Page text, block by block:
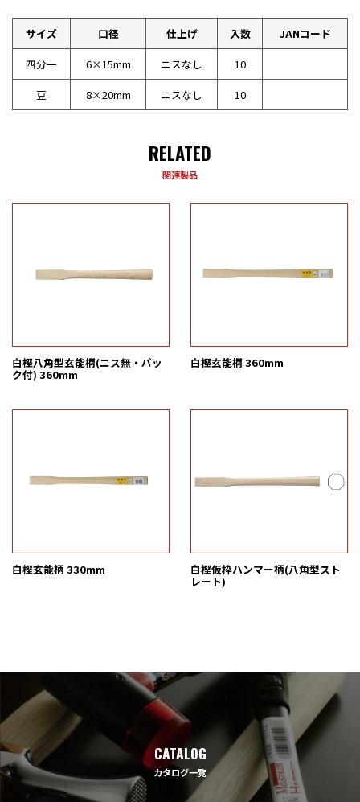
サイズ 口径 仕上げ 入数
JANコード
四分一
6×15mm ニスなし
10
豆
8×20mm ニスなし 10
RELATED
関連製品
白樫八角型玄能柄(ニス無・パッ
ク付) 360mm
白樫玄能柄 360mm
白樫玄能柄 330mm 白樫仮枠ハンマー柄(八角型スト
レート)
CATALOG
カタログ一覧